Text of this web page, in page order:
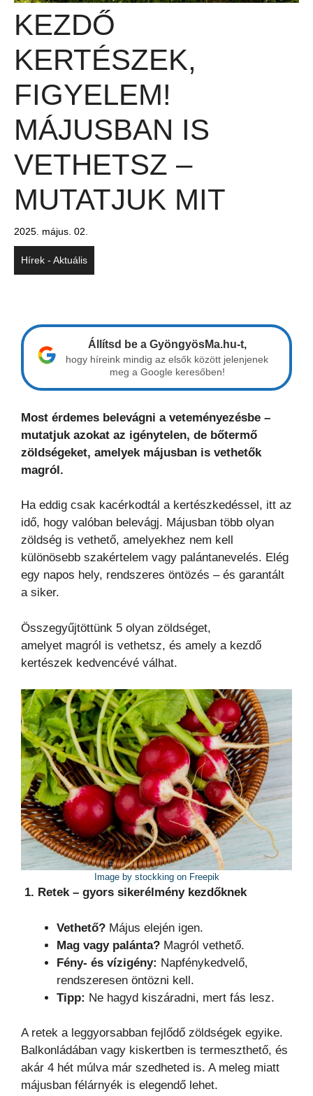
KEZDŐ
KERTÉSZEK,
FIGYELEM!
MÁJUSBAN IS
VETHETSZ –
MUTATJUK MIT
2025. május. 02.
Hírek - Aktuális
Állítsd be a GyöngyösMa.hu-t,
hogy híreink mindig az elsők között jelenjenek
meg a Google keresőben!
Most érdemes belevágni a veteményezésbe –
mutatjuk azokat az igénytelen, de bőtermő
zöldségeket, amelyek májusban is vethetők
magról.
Ha eddig csak kacérkodtál a kertészkedéssel, itt az
idő, hogy valóban belevágj. Májusban több olyan
zöldség is vethető, amelyekhez nem kell
különösebb szakértelem vagy palántanevelés. Elég
egy napos hely, rendszeres öntözés – és garantált
a siker.
Összegyűjtöttünk 5 olyan zöldséget,
amelyet magról is vethetsz, és amely a kezdő
kertészek kedvencévé válhat.
Image by stockking on Freepik
1. Retek – gyors sikerélmény kezdőknek
Vethető? Május elején igen.
Mag vagy palánta? Magról vethető.
Fény- és vízigény: Napfénykedvelő,
rendszeresen öntözni kell.
Tipp: Ne hagyd kiszáradni, mert fás lesz.
A retek a leggyorsabban fejlődő zöldségek egyike.
Balkonládában vagy kiskertben is termeszthető, és
akár 4 hét múlva már szedheted is. A meleg miatt
májusban félárnyék is elegendő lehet.